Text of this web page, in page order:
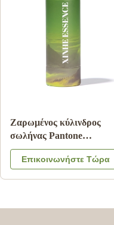
Ζαρωμένος κύλινδρος
σωλήνας Pantone
εγγράφου που τυπώνει
ακίνδυνη για τα παιδιά
Επικοινωνήστε Τώρα